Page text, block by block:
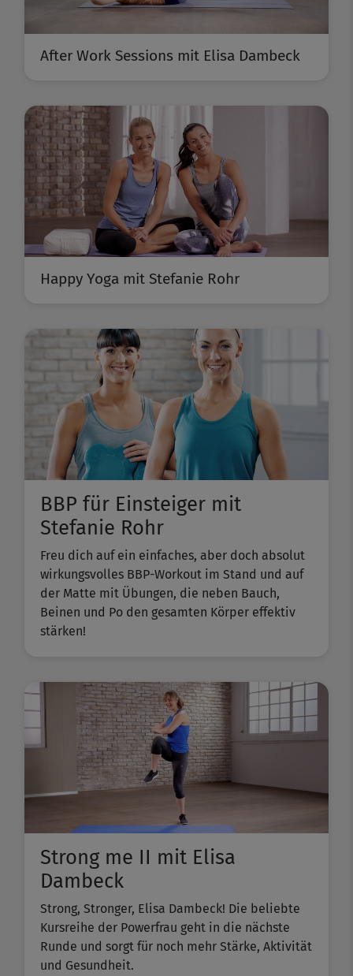
After Work Sessions mit Elisa Dambeck
Happy Yoga mit Stefanie Rohr
BBP für Einsteiger mit
Stefanie Rohr
Freu dich auf ein einfaches, aber doch absolut
wirkungsvolles BBP-Workout im Stand und auf
der Matte mit Übungen, die neben Bauch,
Beinen und Po den gesamten Körper effektiv
stärken!
Strong me II mit Elisa
Dambeck
Strong, Stronger, Elisa Dambeck! Die beliebte
Kursreihe der Powerfrau geht in die nächste
Runde und sorgt für noch mehr Stärke, Aktivität
und Gesundheit.